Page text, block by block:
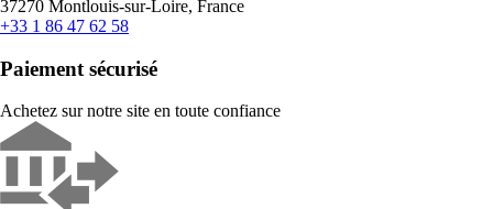
37270 Montlouis-sur-Loire, France
+33 1 86 47 62 58
Paiement sécurisé
Achetez sur notre site en toute confiance